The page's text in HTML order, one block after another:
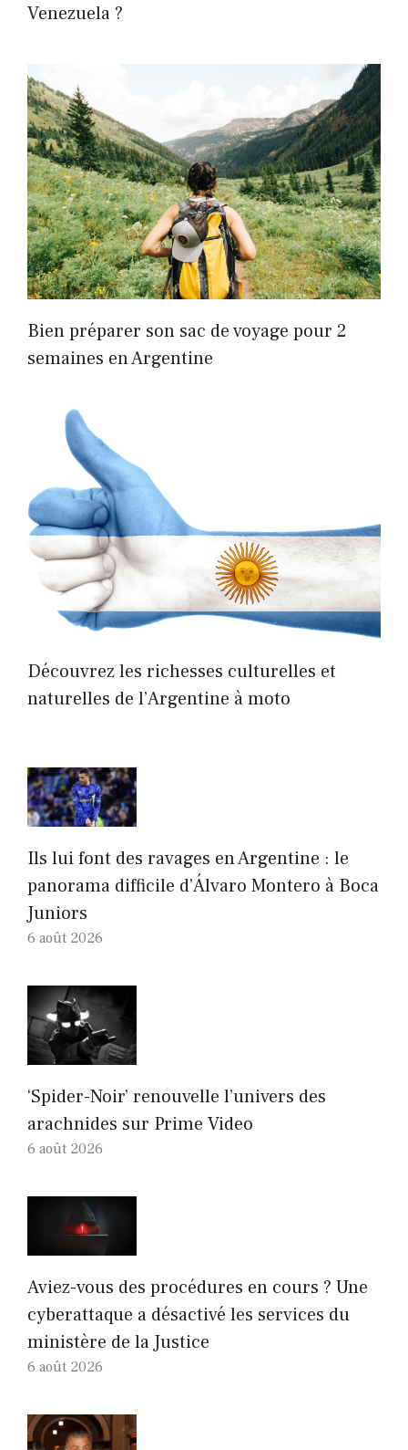
Venezuela ?
Bien préparer son sac de voyage pour 2
semaines en Argentine
Découvrez les richesses culturelles et
naturelles de l’Argentine à moto
Ils lui font des ravages en Argentine : le
panorama difficile d’Álvaro Montero à Boca
Juniors
6 août 2026
‘Spider-Noir’ renouvelle l’univers des
arachnides sur Prime Video
6 août 2026
Aviez-vous des procédures en cours ? Une
cyberattaque a désactivé les services du
ministère de la Justice
6 août 2026